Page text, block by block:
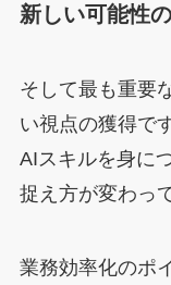
新しい可能性
そして最も重要
い視点の獲得です
AIスキルを身に
捉え方が変わっ
業務効率化のポ